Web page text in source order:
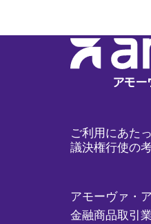
ご利用にあた
議決権行使の
アモーヴァ・
金融商品取引